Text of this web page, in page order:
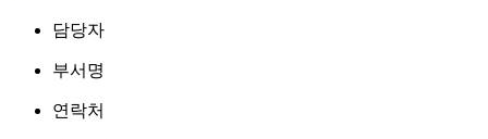
담당자
부서명
연락처